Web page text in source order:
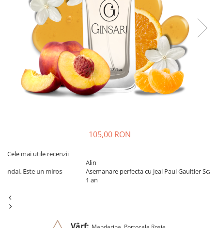
105,00 RON
Cele mai utile recenzii
Asemanare perfecta cu Jeal Paul Gaultier Scandal